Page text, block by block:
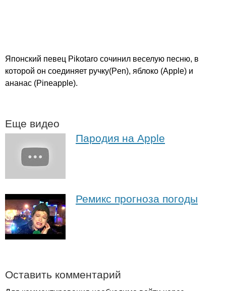
Японский певец Pikotaro сочинил веселую песню, в
которой он соединяет ручку(Pen), яблоко (Apple) и
ананас (Pineapple).
Еще видео
Пародия на Apple
Ремикс прогноза погоды
Оставить комментарий